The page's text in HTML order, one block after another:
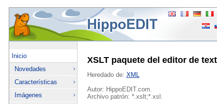
Inicio
Novedades
Características
Imágenes
XSLT paquete del editor de
Heredado de: XML
Autor: HippoEDIT.com.
Archivo patrón: *.xslt;*.xsl.